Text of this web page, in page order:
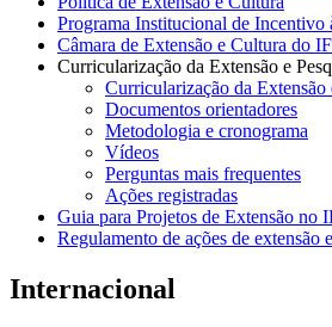
Programa Institucional de
Câmara de Extensão e Cultura do
Curricularização da Extensão e
Curricularização da Extensão
Documentos orientadores
Metodologia e cronograma
Vídeos
Perguntas mais frequentes
Ações registradas
Guia para Projetos de Extensão no
Regulamento de ações de extensão
Internacional